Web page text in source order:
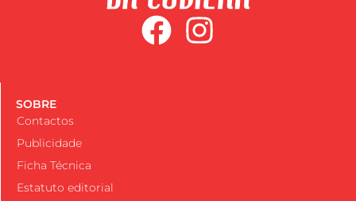
SOBRE
Contactos
Publicidade
Ficha Técnica
Estatuto editorial